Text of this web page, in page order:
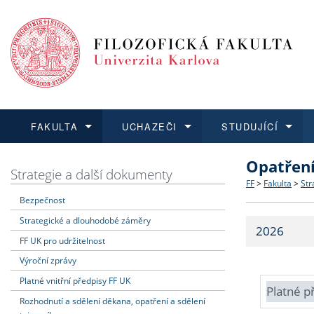
FAKULTA
Dozvědět se více
Struktura
Strategie
Fakultní
UCHAZEČI
Podat přihlášku
Co
Učitelské
STUDUJÍCÍ
Dozvědět se více
Dozvědět se více
O vědě a
Dozvědět se více
Aktuální
Strategie a další dokumenty
Bezpečnost
Strategické a dlouhodobé záměry
FF UK pro udržitelnost
Výroční zprávy
Platné vnitřní předpisy FF UK
Rozhodnutí a sdělení děkana, opatření a sdělení
FF > Fakulta >
2026
Platné